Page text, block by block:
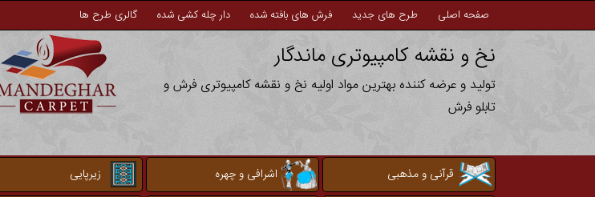
صفحه اصلی طرح های جدید فرش های بافته شده دار چله کشی شده گالری طرح ها
نخ و نقشه کامپیوتری ماندگار
تولید و عرضه کننده بهترین مواد اولیه نخ و نقشه کامپیوتری فرش و
تابلو فرش
قرآنی و مذهبی اشرافی و چهره زیرپایی